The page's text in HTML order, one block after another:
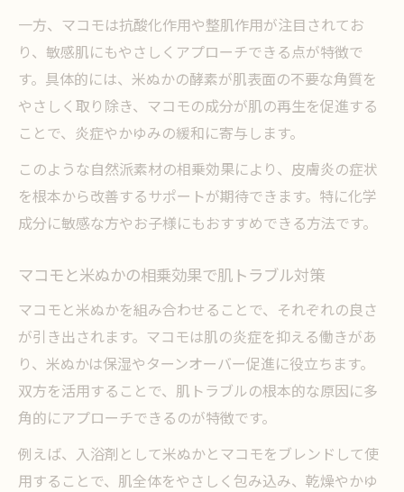
ぬか漬けの摂取で期待する皮膚炎改善の可
能性
米ぬか使用時にかぶれやかゆみを防ぐポイ
ント
敏感肌も安心できるマコモ活用法とは
敏感肌向けマコモの選び方と安全な使い方
のコツ
マコモでぬか皮膚炎改善を目指すセルフケ
の重要性
敏感肌が避けたい原料や成分とマコモの特
徴
マコモ活用で肌のバリア機能を高める秘訣
アレルギーやかぶれ予防を意識したケア術
一方、マコモは抗酸化作用や整肌作用が注目されてお
り、敏感肌にもやさしくアプローチできる点が特徴で
す。具体的には、米ぬかの酵素が肌表面の不要な角質を
やさしく取り除き、マコモの成分が肌の再生を促進する
ことで、炎症やかゆみの緩和に寄与します。
このような自然派素材の相乗効果により、皮膚炎の症状
を根本から改善するサポートが期待できます。特に化学
成分に敏感な方やお子様にもおすすめできる方法です。
マコモと米ぬかの相乗効果で肌トラブル対策
マコモと米ぬかを組み合わせることで、それぞれの良さ
が引き出されます。マコモは肌の炎症を抑える働きがあ
り、米ぬかは保湿やターンオーバー促進に役立ちます。
双方を活用することで、肌トラブルの根本的な原因に多
角的にアプローチできるのが特徴です。
例えば、入浴剤として米ぬかとマコモをブレンドして使
用することで、肌全体をやさしく包み込み、乾燥やかゆ